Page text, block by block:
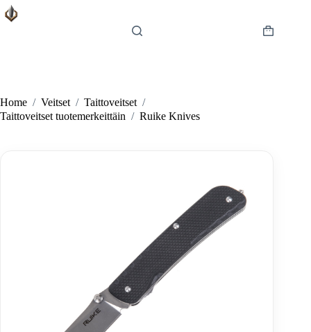
Skip
to
Shopping
Home / Veitset / Taittoveitset /
Taittoveitset tuotemerkeittäin / Ruike Knives